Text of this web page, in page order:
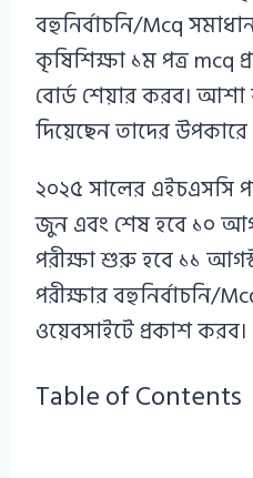
বহুনির্বাচনি/Mcq
কৃষিশিক্ষা ১ম পত্র mcq
বোর্ড শেয়ার করব। আশা
দিয়েছেন তাদের
২০২৫ সালের এইচএসসি
জুন এবং শেষ হবে ১০
পরীক্ষা শুরু হবে ১১
পরীক্ষার বহুনির্বাচনি/
ওয়েবসাইটে প্রকাশ করব।
Table of Contents